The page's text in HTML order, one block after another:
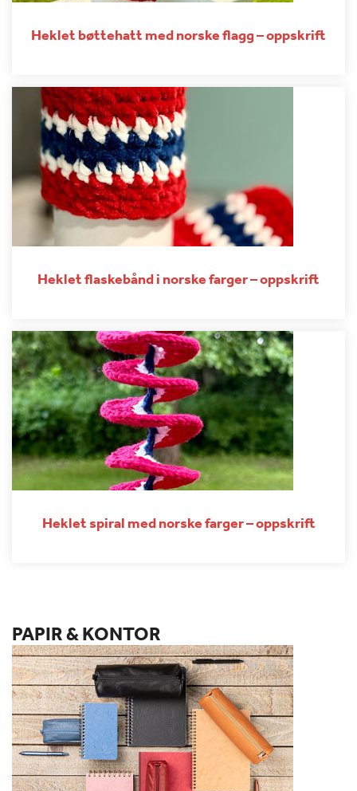
Heklet bøttehatt med norske flagg – oppskrift
Heklet flaskebånd i norske farger – oppskrift
Heklet spiral med norske farger – oppskrift
PAPIR & KONTOR